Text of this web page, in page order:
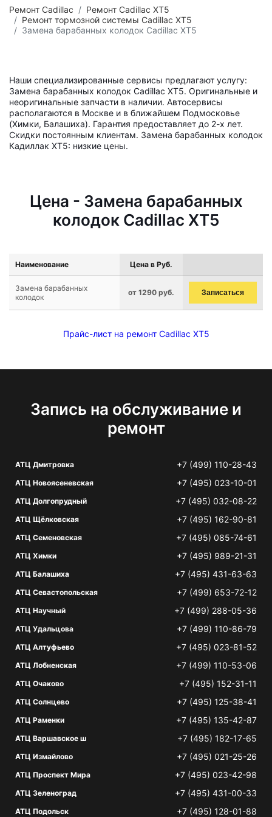
Ремонт Cadillac
Ремонт Cadillac XT5
Ремонт тормозной системы Cadillac XT5
Замена барабанных колодок Cadillac XT5
Наши специализированные сервисы предлагают услугу:
Замена барабанных колодок Cadillac XT5. Оригинальные и
неоригинальные запчасти в наличии. Автосервисы
располагаются в Москве и в ближайшем Подмосковье
(Химки, Балашиха). Гарантия предоставляет до 2-х лет.
Скидки постоянным клиентам. Замена барабанных колодок
Кадиллак ХТ5: низкие цены.
Цена - Замена барабанных
колодок Cadillac XT5
Наименование Цена в Руб.
Замена барабанных
колодок
от 1290 руб. Записаться
Прайс-лист на ремонт Cadillac XT5
Запись на обслуживание и
ремонт
АТЦ Дмитровка +7 (499) 110-28-43
АТЦ Новоясеневская +7 (495) 023-10-01
АТЦ Долгопрудный +7 (495) 032-08-22
АТЦ Щёлковская +7 (495) 162-90-81
АТЦ Семеновская +7 (495) 085-74-61
АТЦ Химки +7 (495) 989-21-31
АТЦ Балашиха +7 (495) 431-63-63
АТЦ Севастопольская +7 (499) 653-72-12
АТЦ Научный +7 (499) 288-05-36
АТЦ Удальцова +7 (499) 110-86-79
АТЦ Алтуфьево +7 (495) 023-81-52
АТЦ Лобненская +7 (499) 110-53-06
АТЦ Очаково +7 (495) 152-31-11
АТЦ Солнцево +7 (495) 125-38-41
АТЦ Раменки +7 (495) 135-42-87
АТЦ Варшавское ш +7 (495) 182-17-65
АТЦ Измайлово +7 (495) 021-25-26
АТЦ Проспект Мира +7 (495) 023-42-98
АТЦ Зеленоград +7 (495) 431-00-33
АТЦ Подольск +7 (495) 128-01-88